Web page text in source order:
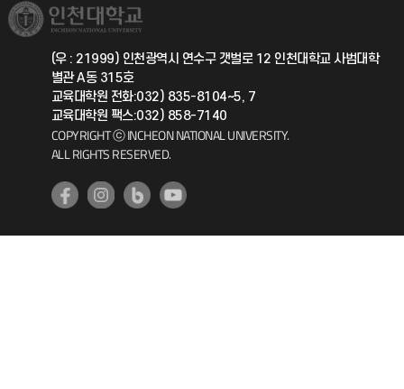
취업정보(학생)
총동문회
국제지원과
공자아카데미
기초교육원
(우 : 21999) 인천광역시 연수구 갯벌로 12 인천대학교 사범대학
별관 A동 315호
교육대학원 전화:032) 835-8104~5, 7
교육대학원 팩스:032) 858-7140
COPYRIGHT ⓒ INCHEON NATIONAL UNIVERSITY.
ALL RIGHTS RESERVED.